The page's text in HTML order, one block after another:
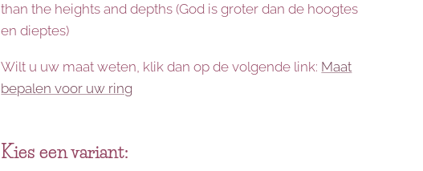
than the heights and depths (God is groter dan de hoogtes
en dieptes)
Wilt u uw maat weten, klik dan op de volgende link: Maat
bepalen voor uw ring
Kies een variant: